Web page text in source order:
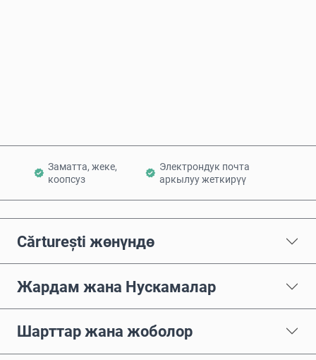
Заматта, жеке,
коопсуз
Электрондук почта
аркылуу жеткирүү
Cărturești жөнүндө
Жардам жана Нускамалар
Шарттар жана жоболор